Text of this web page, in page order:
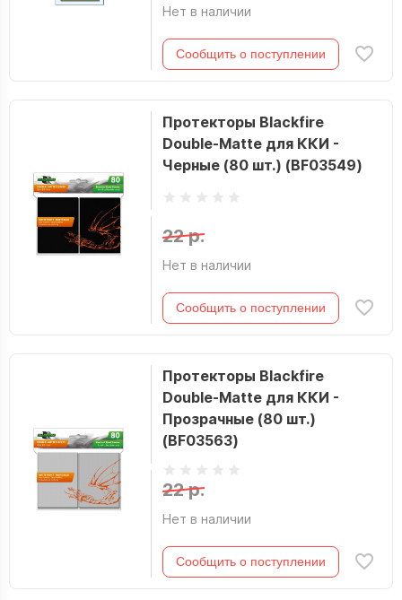
Нет в наличии
Сообщить о поступлении
Протекторы Blackfire
Double-Matte для ККИ -
Черные (80 шт.) (BF03549)
22 р.
Нет в наличии
Сообщить о поступлении
Протекторы Blackfire
Double-Matte для ККИ -
Прозрачные (80 шт.)
(BF03563)
22 р.
Нет в наличии
Сообщить о поступлении